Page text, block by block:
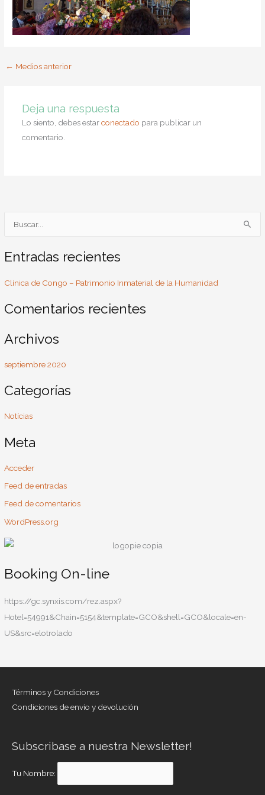
s
a
p
r
:
Entradas recientes
Clínica de Congo – Patrimonio Inmaterial de la Humanidad
Comentarios recientes
Archivos
septiembre 2020
Categorías
Notícias
Meta
Acceder
Feed de entradas
Feed de comentarios
WordPress.org
Booking On-line
https://gc.synxis.com/rez.aspx?
Hotel=54991&Chain=5154&template=GCO&shell=GCO&locale=en-
US&src=elotrolado
← Medios anterior
Deja una respuesta
Lo siento, debes estarconectado para publicar un
comentario.
Términos y Condiciones
Condiciones de envío y devolución
Subscribase a nuestra Newsletter!
Tu Nombre: